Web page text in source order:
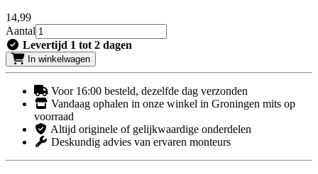
14,99
Aantal
Levertijd 1 tot 2 dagen
In winkelwagen
Voor 16:00 besteld, dezelfde dag verzonden
Vandaag ophalen in onze winkel in Groningen mits op
voorraad
Altijd originele of gelijkwaardige onderdelen
Deskundig advies van ervaren monteurs